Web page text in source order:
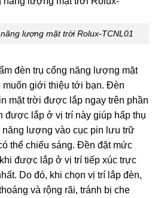
lượng mặt trời Rolux-TCNL01
đèn trụ cổng năng lượng mặt
muốn giới thiệu tới bạn. Đèn
mặt trời được lắp ngay trên phần
được lắp ở vị trí này giúp hấp thụ
năng lượng vào cục pin lưu trữ
thể chiếu sáng. Đền đặt mức
được lắp ở vị trí tiếp xúc trực
Do đó, khi chọn vị trí lắp đèn,
và rộng rãi, tránh bị che